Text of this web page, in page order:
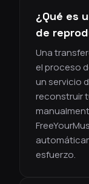
¿Qué es
de
Una
el proceso
un servicio
reconstruir
esfuerzo.